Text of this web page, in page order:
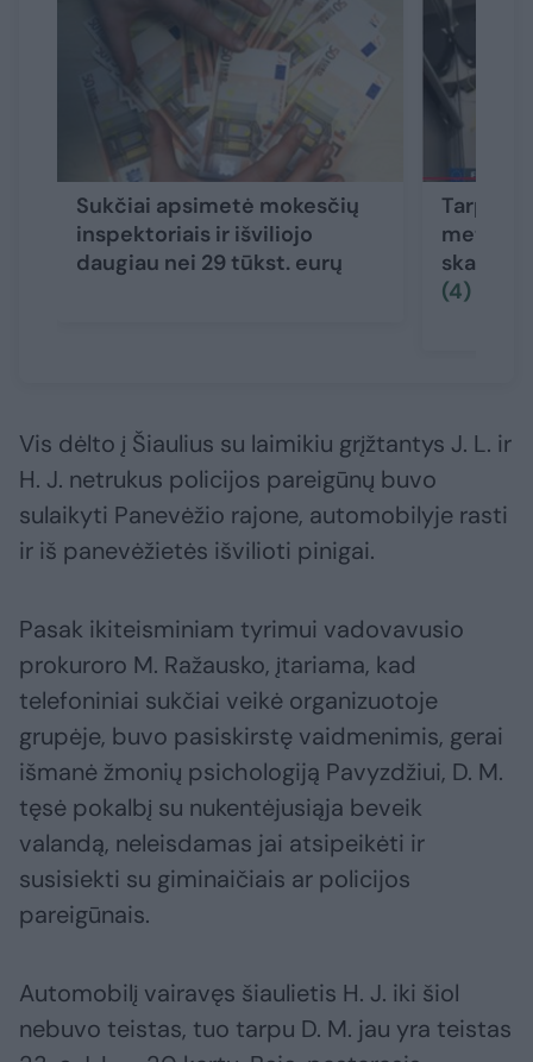
Sukčiai apsimetė mokesčių
inspektoriais ir išviliojo
daugiau nei 29 tūkst. eurų
metu
(4)
Vis dėlto į Šiaulius su laimikiu grįžtantys J. L. ir
H. J. netrukus policijos pareigūnų buvo
sulaikyti Panevėžio rajone, automobilyje rasti
ir iš panevėžietės išvilioti pinigai.
Pasak ikiteisminiam tyrimui vadovavusio
prokuroro M. Ražausko, įtariama, kad
telefoniniai sukčiai veikė organizuotoje
grupėje, buvo pasiskirstę vaidmenimis, gerai
išmanė žmonių psichologiją Pavyzdžiui, D. M.
tęsė pokalbį su nukentėjusiąja beveik
valandą, neleisdamas jai atsipeikėti ir
susisiekti su giminaičiais ar policijos
pareigūnais.
Automobilį vairavęs šiaulietis H. J. iki šiol
nebuvo teistas, tuo tarpu D. M. jau yra teistas